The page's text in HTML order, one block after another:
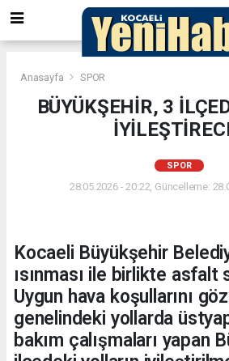
Anasayfa SPOR
BÜYÜKŞEHİR, 3
SPOR
28.05.2026 - 20:22, Güncelleme:
Kocaeli Büyükşehir
ısınması ile birlikte asfalt
Uygun hava koşullarını
genelindeki yollarda
bakım çalışmaları yapan